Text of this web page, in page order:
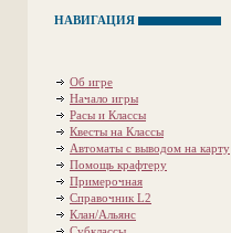
НАВИГАЦИЯ
Об игре
Начало игры
Расы и Классы
Квесты на Классы
Автоматы с выводом на карту
Помощь крафтеру
Примерочная
Справочник L2
Клан/Альянс